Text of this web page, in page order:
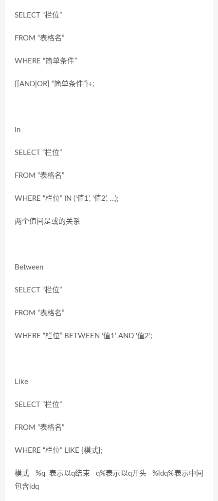
SELECT “栏位”
FROM “表格名”
WHERE “简单条件”
{[AND|OR] “简单条件”}+;
In
SELECT “栏位”
FROM “表格名”
WHERE “栏位” IN (‘值1’, ‘值2’, …);
两个值间是或的关系
Between
SELECT “栏位”
FROM “表格名”
WHERE “栏位” BETWEEN ‘值1’ AND ‘值2’;
Like
SELECT “栏位”
FROM “表格名”
WHERE “栏位” LIKE {模式};
模式 %q 表示以q结束 q%表示以q开头 %ldq%表示中间
包含ldq